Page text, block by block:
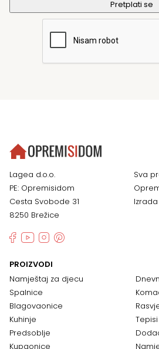
Lagea d.o.o.
PE: Opremisidom
Cesta Svobode 31
8250 Brežice
Sva
Izrada
PROIZVODI
Namještaj za djecu
Spalnice
Blagovaonice
Kuhinje
Predsoblje
Kupaonice
Tepisi